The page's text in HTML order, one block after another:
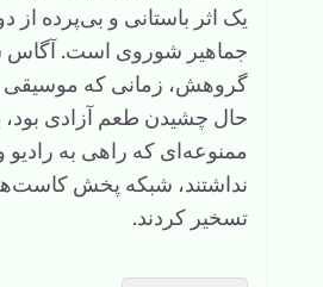
یک اثر باستانی و بی‌پرده از
جماهیر شوروی است. آگاس
گروهش، زمانی که موسیقی
حال چشیدن طعم آزادی بود،
ممنوعه‌ای که راهی به رادیو
نداشتند، شبکه پخش
تسخیر کردند.